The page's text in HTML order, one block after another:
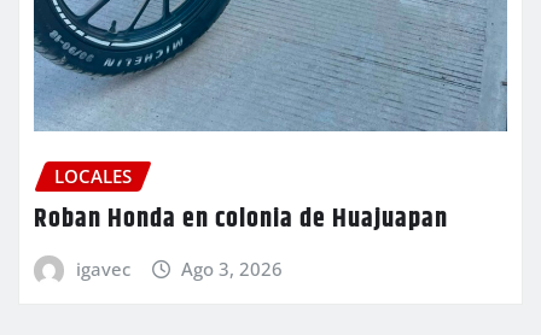
LOCALES
Roban Honda en colonia de Huajuapan
igavec Ago 3, 2026